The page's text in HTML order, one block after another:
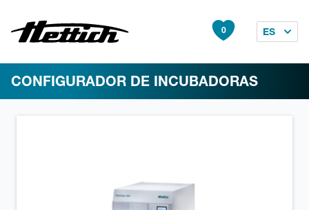
0 ES
CONFIGURADOR DE INCUBADORAS